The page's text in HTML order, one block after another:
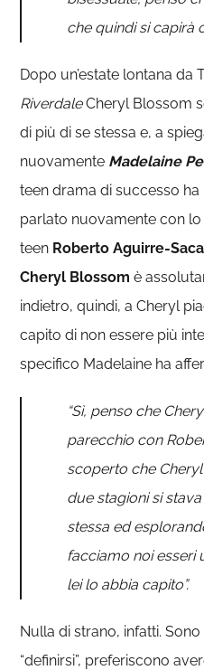
che quindi si capirà
Dopo un’estate lontana da
RiverdaleCheryl Blossom
di più di se stessa e, a
nuovamente Madelaine
teen drama di successo
parlato nuovamente con lo
teen Roberto Aguirre-
Cheryl Blossom è
indietro, quindi, a Cheryl
capito di non essere più
specifico Madelaine ha
“Sì, penso che
parecchio con
scoperto che
due stagioni si
stessa ed
facciamo noi esseri
lei lo abbia capito”.
Nulla di strano, infatti.
“definirsi”, preferiscono